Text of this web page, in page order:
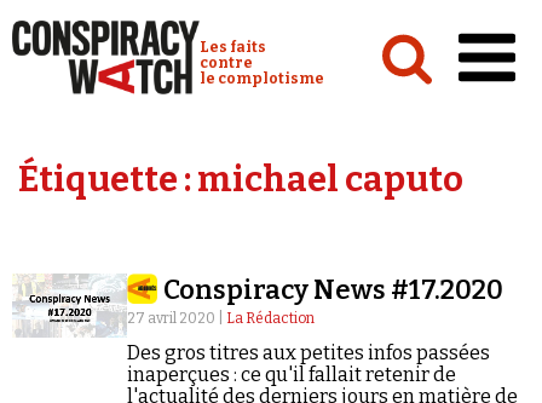
Conspiracy Watch :
Les faits
contre
le complotisme
Analyses
Vidéos
Revues de presse
Étiquette :michael caputo
Conspiracy News #17.2020
27 avril 2020 | La Rédaction
Des gros titres aux petites infos passées
inaperçues : ce qu'il fallait retenir de
l'actualité des derniers jours en matière de